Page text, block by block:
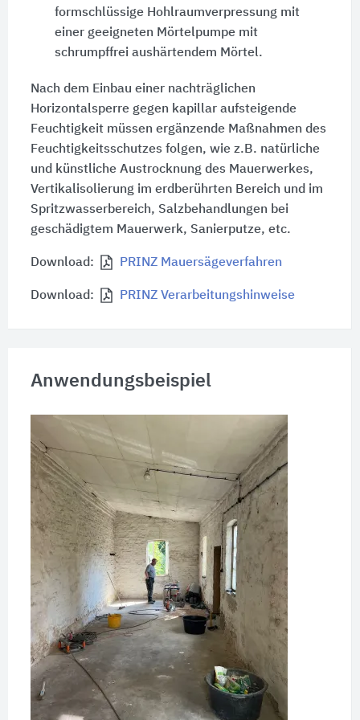
formschlüssige Hohlraumverpressung mit
einer geeigneten Mörtelpumpe mit
schrumpffrei aushärtendem Mörtel.
Nach dem Einbau einer nachträglichen
Horizontalsperre gegen kapillar aufsteigende
Feuchtigkeit müssen ergänzende Maßnahmen des
Feuchtigkeitsschutzes folgen, wie z.B. natürliche
und künstliche Austrocknung des Mauerwerkes,
Vertikalisolierung im erdberührten Bereich und im
Spritzwasserbereich, Salzbehandlungen bei
geschädigtem Mauerwerk, Sanierputze, etc.
Download: PRINZ Mauersägeverfahren
Download: PRINZ Verarbeitungshinweise
Anwendungsbeispiel